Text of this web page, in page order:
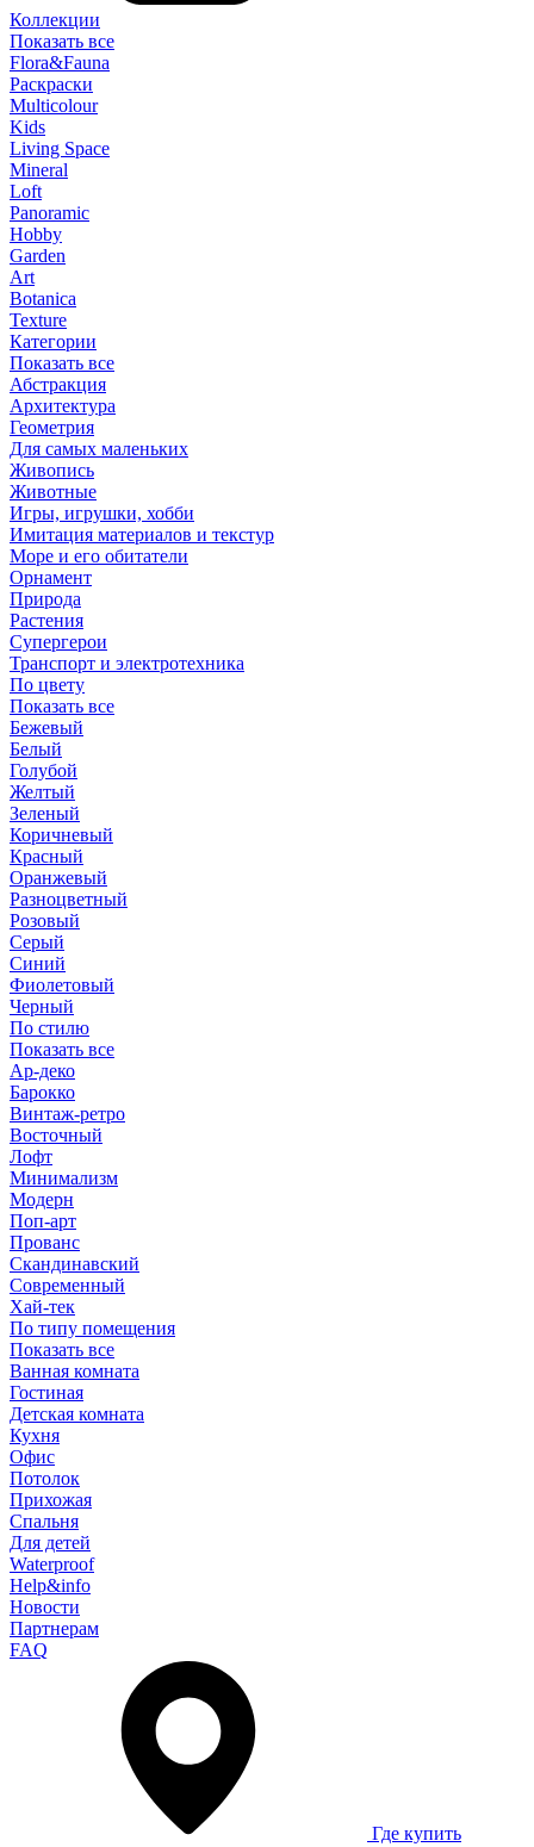
Коллекции
Показать все
Flora&Fauna
Раскраски
Multicolour
Kids
Living Space
Mineral
Loft
Panoramic
Hobby
Garden
Art
Botanica
Texture
Категории
Показать все
Абстракция
Архитектура
Геометрия
Для самых маленьких
Живопись
Животные
Игры, игрушки, хобби
Имитация материалов и текстур
Море и его обитатели
Орнамент
Природа
Растения
Супергерои
Транспорт и электротехника
По цвету
Показать все
Бежевый
Белый
Голубой
Желтый
Зеленый
Коричневый
Красный
Оранжевый
Разноцветный
Розовый
Серый
Синий
Фиолетовый
Черный
По стилю
Показать все
Ар-деко
Барокко
Винтаж-ретро
Восточный
Лофт
Минимализм
Модерн
Поп-арт
Прованс
Скандинавский
Современный
Хай-тек
По типу помещения
Показать все
Ванная комната
Гостиная
Детская комната
Кухня
Офис
Потолок
Прихожая
Спальня
Для детей
Waterproof
Help&info
Новости
Партнерам
FAQ
Где купить